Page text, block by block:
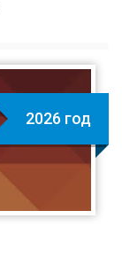
2026 год